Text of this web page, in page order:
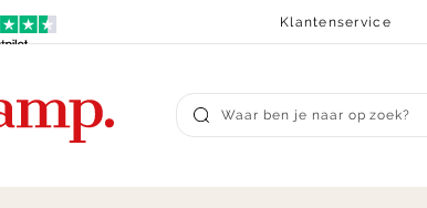
Klantenservice
Submit search